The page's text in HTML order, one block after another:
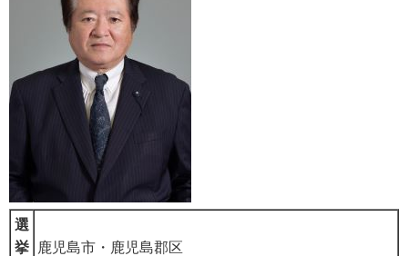
選
挙
鹿児島市・鹿児島郡区